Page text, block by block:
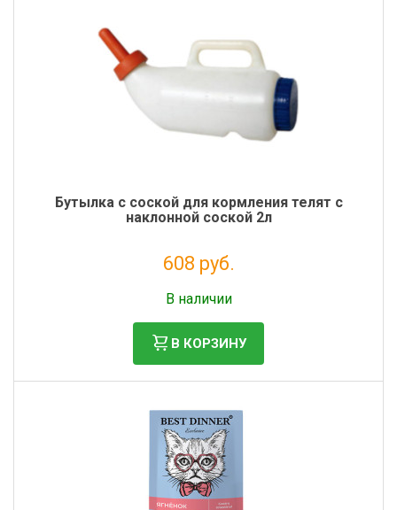
Бутылка с соской для кормления телят с
наклонной соской 2л
608 руб.
В наличии
В КОРЗИНУ